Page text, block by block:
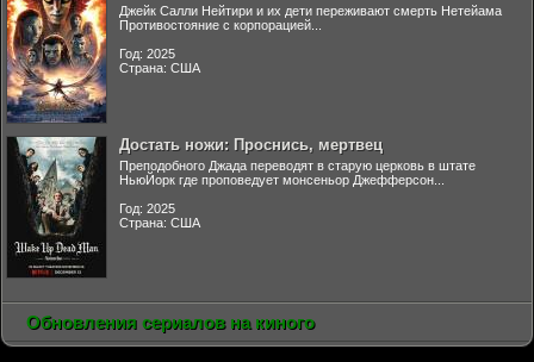
Джейк Салли Нейтири и их дети переживают смерть Нетейама
Противостояние с корпорацией...
Год: 2025
Страна: США
Достать ножи: Проснись, мертвец
Преподобного Джада переводят в старую церковь в штате
НьюЙорк где проповедует монсеньор Джефферсон...
Год: 2025
Страна: США
Обновления сериалов на киного